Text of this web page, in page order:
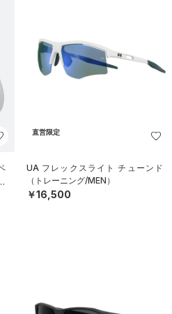
直営限定
UA フレックスライト チューンド
（トレーニング/MEN）
￥16,500